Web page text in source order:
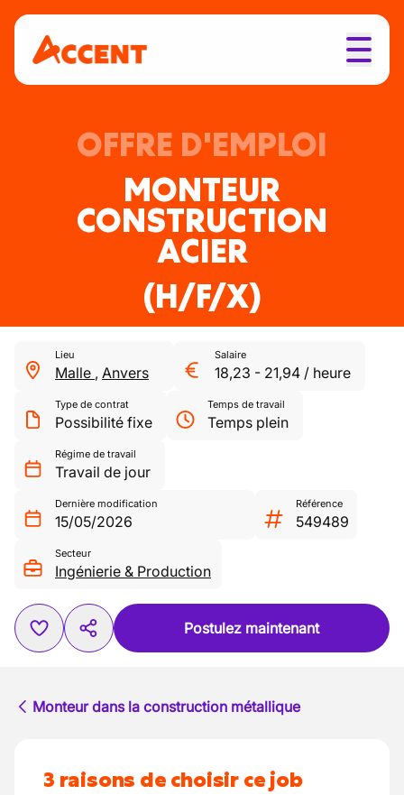
OFFRE D'EMPLOI
MONTEUR
CONSTRUCTION
ACIER
(H/F/X)
Lieu
Malle , Anvers
Salaire
18,23 - 21,94 / heure
Type de contrat
Possibilité fixe
Temps de travail
Temps plein
Régime de travail
Travail de jour
Dernière modification
15/05/2026
Référence
549489
Secteur
Ingénierie & Production
Postulez maintenant
Monteur dans la construction métallique
3 raisons de choisir ce job